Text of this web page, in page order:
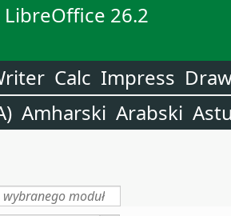
LibreOffice 26.2
Calc Impress
Amharski Arabski